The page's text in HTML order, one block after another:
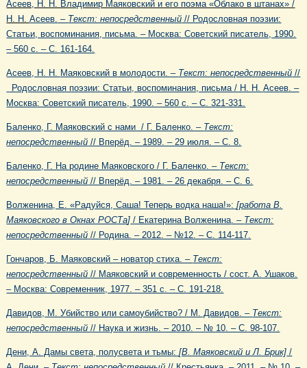
Асеев, Н. Н. Владимир Маяковский и его поэма «Облако в штанах» /
Н. Н.Асеев. – Текст: непосредственный // Родословная поэзии:
Статьи, воспоминания, письма. – Москва: Советский писатель, 1990.
– 560 с. – С. 161-164.
Асеев, Н. Н. Маяковский в молодости. – Текст: непосредственный //
Родословная поэзии: Статьи, воспоминания, письма / Н. Н.Асеев. –
Москва: Советский писатель, 1990. – 560 с. – С. 321-331.
Баленко, Г. Маяковский с нами / Г. Баленко. – Текст:
непосредственный // Вперёд. – 1989. – 29 июля. – С. 8.
Баленко, Г. На родине Маяковского / Г. Баленко. – Текст:
непосредственный // Вперёд. – 1981. – 26 декабря. – С. 6.
Волженина, Е. «Радуйся, Саша! Теперь водка наша!»: [работа В.
Маяковского в Окнах РОСТа] / Екатерина Волженина . – Текст:
непосредственный // Родина. – 2012. – №12. – С. 114-117.
Гончаров, Б. Маяковский – новатор стиха. – Текст:
непосредственный// Маяковский и современность / сост. А. Ушаков.
– Москва: Современник, 1977. – 351 с. – С. 191-218.
Давидов, М. Убийство или самоубийство? / М. Давидов. – Текст:
непосредственный// Наука и жизнь. – 2010. – № 10. – С. 98-107.
Дени, А. Дамы света, полусвета и тьмы:[В. Маяковский и Л. Брик] /